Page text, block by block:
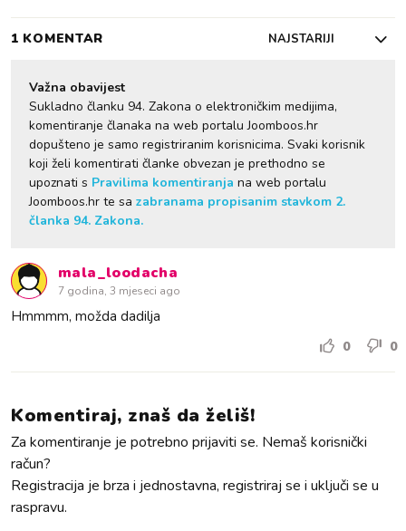
1 KOMENTAR NAJSTARIJI
Važna obavijest
Sukladno članku 94. Zakona o elektroničkim medijima,
komentiranje članaka na web portalu Joomboos.hr
dopušteno je samo registriranim korisnicima. Svaki korisnik
koji želi komentirati članke obvezan je prethodno se
upoznati s Pravilima komentiranja na web portalu
Joomboos.hr te sa zabranama propisanim stavkom 2.
članka 94. Zakona.
mala_loodacha
7 godina, 3 mjeseci ago
Hmmmm, možda dadilja
0 0
Komentiraj, znaš da želiš!
Za komentiranje je potrebno prijaviti se. Nemaš korisnički
račun?
Registracija je brza i jednostavna, registriraj se i uključi se u
raspravu.